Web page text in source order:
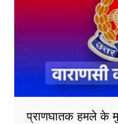
प्राणघातक हमले के